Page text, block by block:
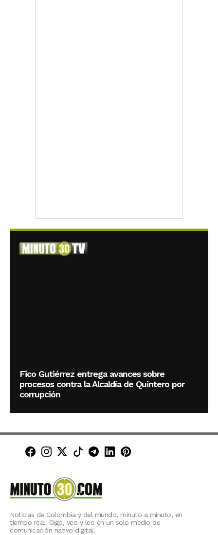
Fico Gutiérrez entrega avances sobre
procesos contra la Alcaldía de Quintero por
corrupción
Minuto30 en Facebook
Minuto30 en Instagram
Minuto30 en X (Twitter)
Minuto30 en TikTok
Canal de Minuto30 en
Minuto30 en LinkedIn
Minuto30 en
Noticias de Colombia y del mundo, minuto a minuto, en
tiempo real. Oigo, veo y leo en un solo medio de
comunicación nativo digital.